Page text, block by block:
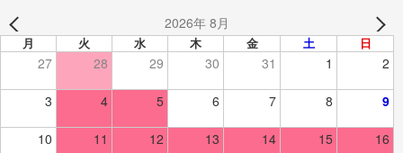
2026年 8月
月 火 水 木 金 土 日
27 28 29 30 31 1 2
3 4 5 6 7 8 9
10 11 12 13 14 15 16